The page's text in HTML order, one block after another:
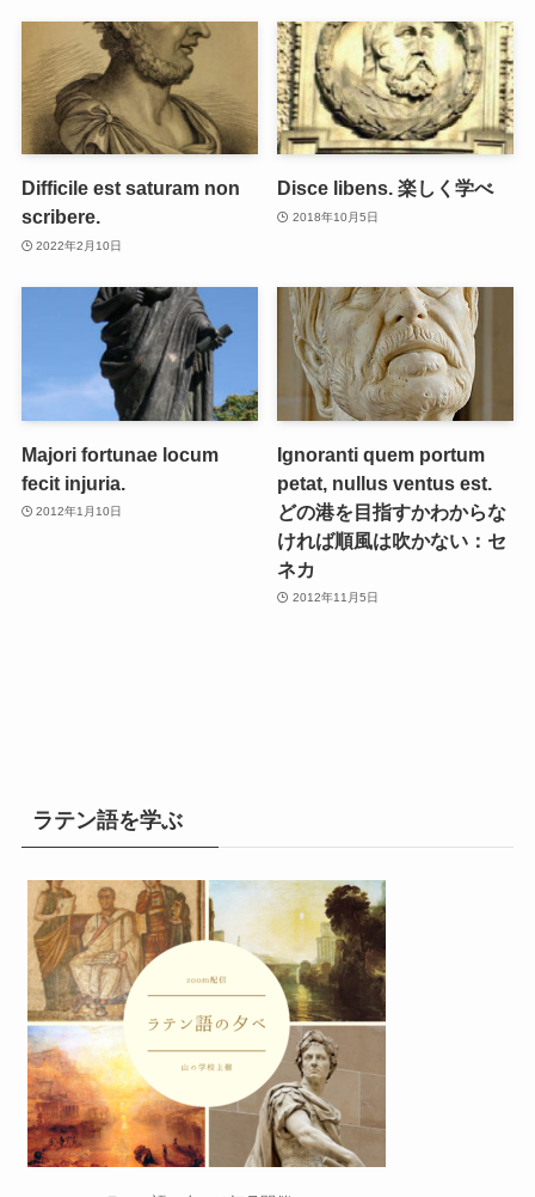
Difficile est saturam non
scribere.
2022年2月10日
Disce libens. 楽しく学べ
2018年10月5日
Majori fortunae locum
fecit injuria.
2012年1月10日
Ignoranti quem portum
petat, nullus ventus est.
どの港を目指すかわからな
ければ順風は吹かない：セ
ネカ
2012年11月5日
ラテン語を学ぶ